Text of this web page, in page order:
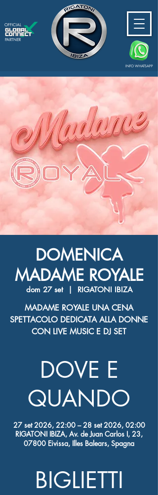
PARTNER
OFFICIAL
INFO WHATSAPP
DOMENICA
MADAME ROYALE
dom 27 set
  |
RIGATONI IBIZA
MADAME ROYALE UNA CENA
SPETTACOLO DEDICATA ALLA DONNE
CON LIVE MUSIC E DJ SET
DOVE E
QUANDO
27 set 2026, 22:00 – 28 set 2026, 02:00
RIGATONI IBIZA, Av. de Juan Carlos I, 23,
07800 Eivissa, Illes Balears, Spagna
BIGLIETTI